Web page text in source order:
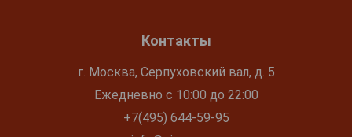
Контакты
г. Москва, Серпуховский вал, д. 5
Ежедневно с 10:00 до 22:00
+7(495) 644-59-95